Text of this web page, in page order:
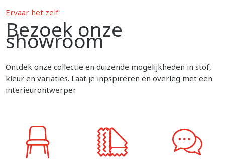
Ervaar het zelf
Bezoek onze
showroom
Ontdek onze collectie en duizende mogelijkheden in stof,
kleur en variaties. Laat je inpspireren en overleg met een
interieurontwerper.